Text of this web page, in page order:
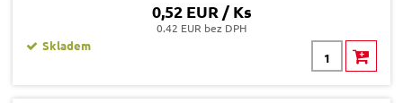
0,52 EUR / Ks
0.42 EUR bez DPH
Skladem